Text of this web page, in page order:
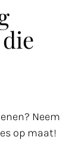
Neem
op maat!